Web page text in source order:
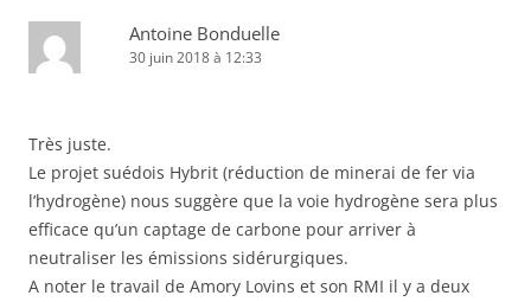
Antoine Bonduelle
30 juin 2018 à 12:33
Très juste.
Le projet suédois Hybrit (réduction de minerai de fer via
l’hydrogène) nous suggère que la voie hydrogène sera plus
efficace qu’un captage de carbone pour arriver à
neutraliser les émissions sidérurgiques.
A noter le travail de Amory Lovins et son RMI il y a deux